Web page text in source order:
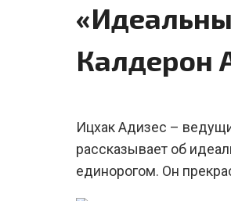
Калдерон
Ицхак Адизес –
рассказывает об
единорогом. Он